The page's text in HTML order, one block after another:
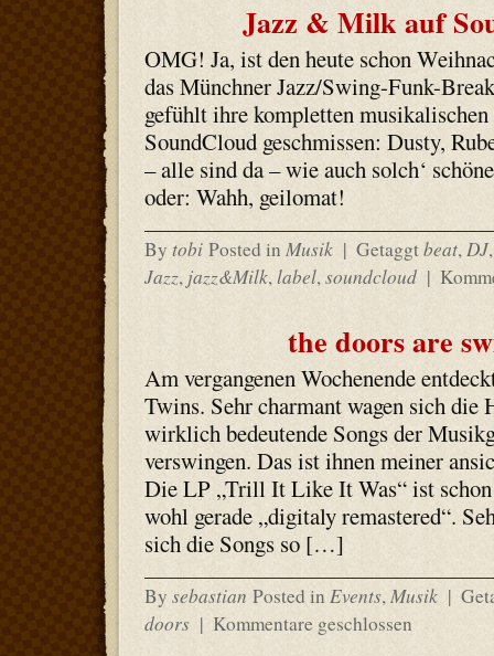
Jazz & Milk auf
OMG! Ja, ist den heute schon
das Münchner Jazz/Swing-Funk-
gefühlt ihre kompletten musikalischen
SoundCloud geschmissen: Dusty,
– alle sind da – wie auch solch‘
oder: Wahh, geilomat!
By tobi Posted in Musik | Getaggtbeat,DJ
Jazz, jazz&Milk,label,soundcloud |
the doors are
Am vergangenen Wochenende
Twins. Sehr charmant wagen sich die
wirklich bedeutende Songs der
verswingen. Das ist ihnen meiner
Die LP „Trill It Like It Was“ ist schon
wohl gerade „digitaly remastered“.
sich die Songs so […]
By sebastian Posted inEvents,Musik |
doors | Kommentare geschlossen